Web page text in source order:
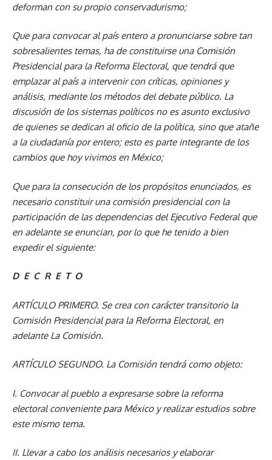
deforman con su propio conservadurismo;
Que para convocar al país entero a pronunciarse sobre tan
sobresalientes temas, ha de constituirse una Comisión
Presidencial para la Reforma Electoral, que tendrá que
emplazar al país a intervenir con críticas, opiniones y
análisis, mediante los métodos del debate público. La
discusión de los sistemas políticos no es asunto exclusivo
de quienes se dedican al oficio de la política, sino que atañe
a la ciudadanía por entero; esto es parte integrante de los
cambios que hoy vivimos en México;
Que para la consecución de los propósitos enunciados, es
necesario constituir una comisión presidencial con la
participación de las dependencias del Ejecutivo Federal que
en adelante se enuncian, por lo que he tenido a bien
expedir el siguiente:
D E C R E T O
ARTÍCULO PRIMERO. Se crea con carácter transitorio la
Comisión Presidencial para la Reforma Electoral, en
adelante La Comisión.
ARTÍCULO SEGUNDO. La Comisión tendrá como objeto:
I. Convocar al pueblo a expresarse sobre la reforma
electoral conveniente para México y realizar estudios sobre
este mismo tema.
II. Llevar a cabo los análisis necesarios y elaborar